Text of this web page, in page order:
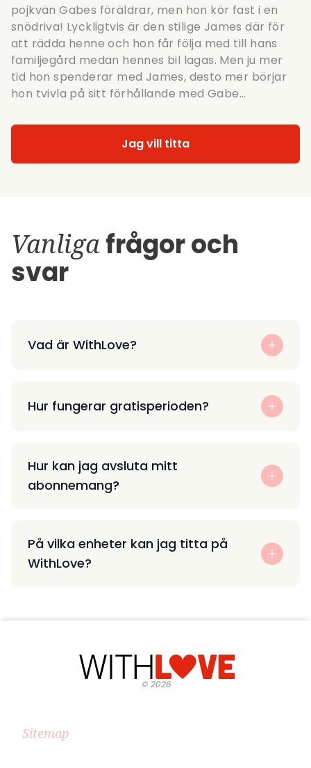
pojkvän Gabes föräldrar, men hon kör fast i en
snödriva! Lyckligtvis är den stilige James där för
att rädda henne och hon får följa med till hans
familjegård medan hennes bil lagas. Men ju mer
tid hon spenderar med James, desto mer börjar
hon tvivla på sitt förhållande med Gabe...
Jag vill titta
Vanligafrågor och
svar
Vad är WithLove?
Hur fungerar gratisperioden?
Hur kan jag avsluta mitt
abonnemang?
På vilka enheter kan jag titta på
WithLove?
©2026
Sitemap